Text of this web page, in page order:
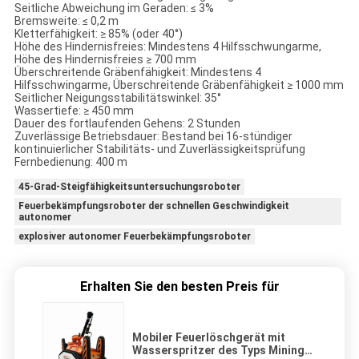
Seitliche Abweichung im Geraden: ≤ 3%
Bremsweite: ≤ 0,2 m
Kletterfähigkeit: ≥ 85% (oder 40°)
Höhe des Hindernisfreies: Mindestens 4 Hilfsschwungarme,
Höhe des Hindernisfreies ≥ 700 mm
Überschreitende Gräbenfähigkeit: Mindestens 4
Hilfsschwingarme, Überschreitende Gräbenfähigkeit ≥ 1000 mm
Seitlicher Neigungsstabilitätswinkel: 35°
Wassertiefe: ≥ 450 mm
Dauer des fortlaufenden Gehens: 2 Stunden
Zuverlässige Betriebsdauer: Bestand bei 16-stündiger
kontinuierlicher Stabilitäts- und Zuverlässigkeitsprüfung
Fernbedienung: 400 m
45-Grad-Steigfähigkeitsuntersuchungsroboter
Feuerbekämpfungsroboter der schnellen Geschwindigkeit
autonomer
explosiver autonomer Feuerbekämpfungsroboter
Erhalten Sie den besten Preis für
Mobiler Feuerlöschgerät mit
Wasserspritzer des Typs Mining